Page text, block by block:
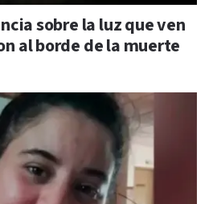
sobre la luz que ven
al borde de la muerte